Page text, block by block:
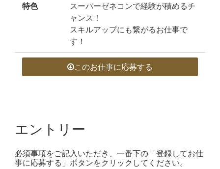
特色
スーパーゼネコンで経験が積めるチ
ャンス！
スキルアップにも繋がるお仕事で
す！
このお仕事に応募する
エントリー
必須事項をご記入いただき、一番下の「登録してお仕
事に応募する」ボタンをクリックしてください。